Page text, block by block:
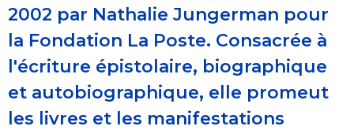
2002 par Nathalie Jungerman pour
la Fondation La Poste. Consacrée à
l'écriture épistolaire, biographique
et autobiographique, elle promeut
les livres et les manifestations